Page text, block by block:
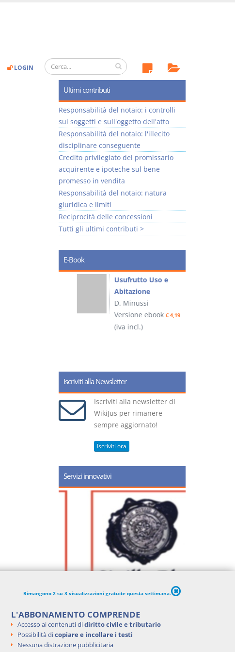
LOGIN
Ultimi contributi
Responsabilità del notaio: i controlli
sui soggetti e sull'oggetto dell'atto
Responsabilità del notaio: l'illecito
disciplinare conseguente
Credito privilegiato del promissario
acquirente e ipoteche sul bene
promesso in vendita
Responsabilità del notaio: natura
giuridica e limiti
Reciprocità delle concessioni
Tutti gli ultimi contributi >
E-Book
Usufrutto Uso e
Abitazione
D. Minussi
Versione ebook€ 4,19
(iva incl.)
Iscriviti alla Newsletter
Iscriviti alla newsletter di
WikiJus per rimanere
sempre aggiornato!
Iscriviti ora
Servizi innovativi
Rimangono 2 su 3 visualizzazioni gratuite questa settimana.
L'ABBONAMENTO COMPRENDE
Accesso ai contenuti didiritto civile e tributario
Possibilità dicopiare e incollare i testi
Nessuna distrazione pubblicitaria